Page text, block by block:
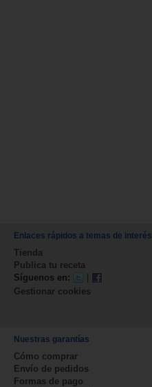
Enlaces rápidos a temas de interés
Tienda
Publica tu receta
Síguenos en:
|
Gestionar cookies
Nuestras garantías
Cómo comprar
Envío de pedidos
Formas de pago